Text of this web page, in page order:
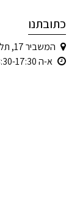
כתובתנו
המשביר 17, תל אביב
א-ה 8:30-17:30 , יום ו' 8:30-12:00